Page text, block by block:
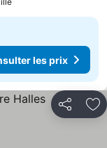
les prix
Partager